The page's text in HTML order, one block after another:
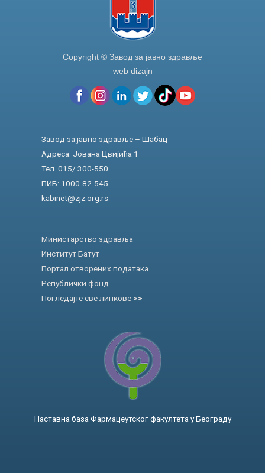
Copyright © Завод за јавно здравље
web dizajn
Завод за јавно здравље – Шабац
Адреса: Јована Цвијића 1
Тел. 015/ 300-550
ПИБ: 1000-82-545
kabinet@zjz.org.rs
Министарство здравља
Институт Батут
Портал отворених података
Републички фонд
Погледајте све линкове >>
Наставна база Фармацеутског факултета у Београду